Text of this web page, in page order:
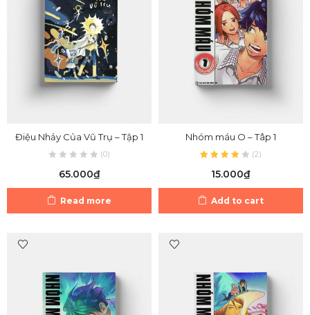
Điệu Nhảy Của Vũ Trụ – Tập 1
(0)
65.000₫
Read more
Nhóm máu O – Tâp 1
(2)
15.000₫
Add to cart